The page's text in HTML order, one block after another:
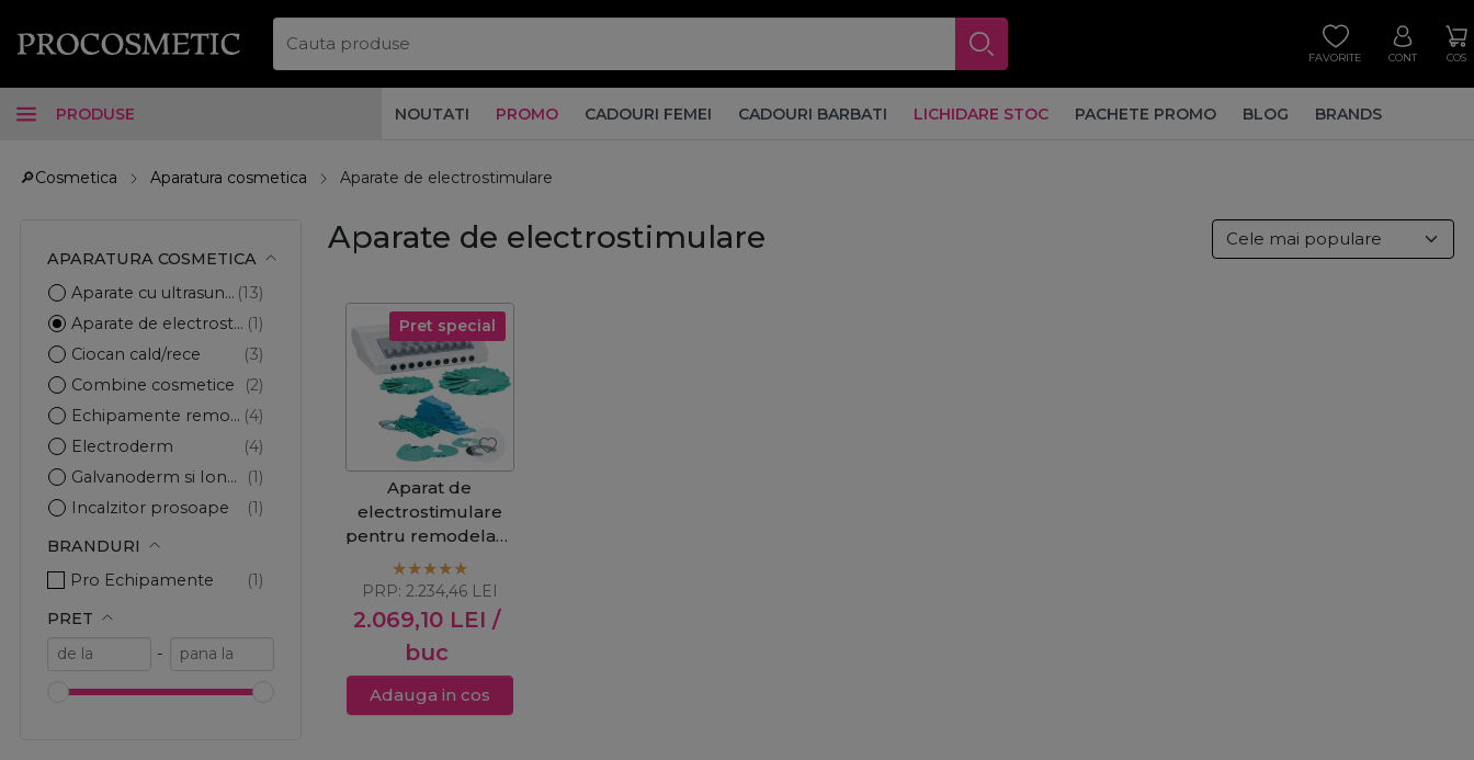
FAVORITE CONT COS
PRODUSE NOUTATI PROMO CADOURI FEMEI CADOURI BARBATI LICHIDARE STOC PACHETE PROMO BLOG BRANDS
🔎Cosmetica Aparatura cosmetica Aparate de electrostimulare
APARATURA COSMETICA
Aparate cu ultrasunet
Aparate de electrostimulare
Ciocan cald/rece
Combine cosmetice
Echipamente remodelare corporala
Electroderm
Galvanoderm si Ionoderm
Incalzitor prosoape
Mezoterapie
Termocuverta
Vapozon cosmetic
BRANDURI
Pro Echipamente
PRET
-
Aparate de electrostimulare
Pret special
Aparat de
electrostimulare
pentru remodelare
corporala cu 20
electrozi
2.069,10 LEI /
buc
PRP: 2.234,46 LEI
Adauga in cos